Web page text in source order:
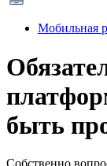
Мобильная
быть
Собственно